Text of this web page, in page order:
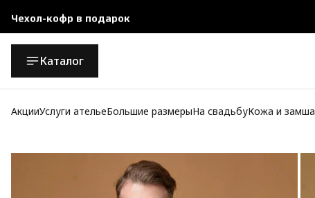
Чехол-кофр в подарок
Каталог
АкцииУслуги ательеБольшие размерыНа свадьбуКожа и замша